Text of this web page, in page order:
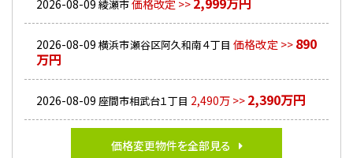
2026-08-09 綾瀬市価格改定 >>
2026-08-09 横浜市瀬谷区阿久和南４丁目 価格改定 >> 890
万円
2026-08-09 座間市相武台１丁目 2,490万 >> 2,390万円
価格変更物件を全部見る